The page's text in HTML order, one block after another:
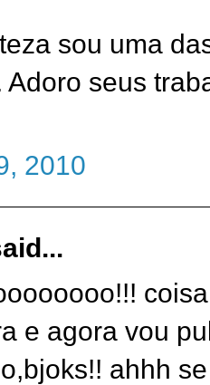
sou uma
Adoro seus
2010
e agora vou
ahhh